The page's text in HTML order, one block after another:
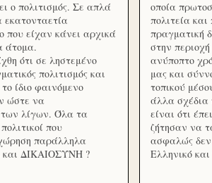
ο πολιτισμός. Σε απλά
εκατονταετία
που είχαν κάνει αρχικά
άτομα.
ότι σε ληστεμένο
πολιτισμός και
ίδιο φαινόμενο
ώστε να
των λίγων. Όλα τα
που
παράλληλα
ΔΙΚΑΙΟΣΥΝΗ ?
οποία
πολιτεία
πραγματική
στην
ανύποπτο
μας και
τοπικού
άλλα σχέδια
είναι ότι
ζήτησαν να
ασφαλώς δεν
Ελληνικό